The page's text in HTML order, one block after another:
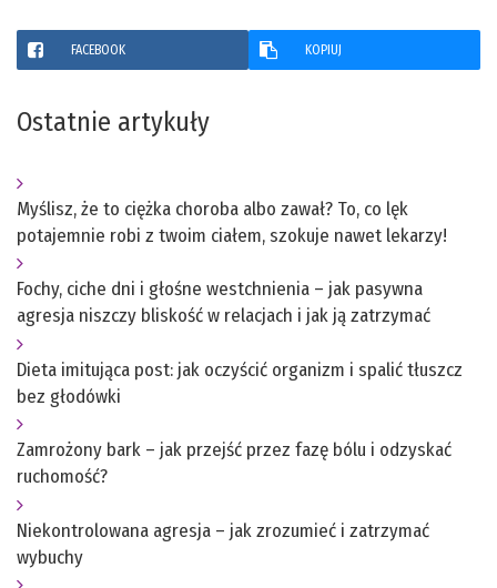
FACEBOOK KOPIUJ
Ostatnie artykuły
Myślisz, że to ciężka choroba albo zawał? To, co lęk
potajemnie robi z twoim ciałem, szokuje nawet lekarzy!
Fochy, ciche dni i głośne westchnienia – jak pasywna
agresja niszczy bliskość w relacjach i jak ją zatrzymać
Dieta imitująca post: jak oczyścić organizm i spalić tłuszcz
bez głodówki
Zamrożony bark – jak przejść przez fazę bólu i odzyskać
ruchomość?
Niekontrolowana agresja – jak zrozumieć i zatrzymać
wybuchy